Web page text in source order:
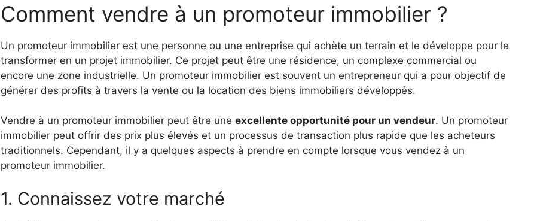
Comment vendre à un promoteur immobilier ?
Un promoteur immobilier est une personne ou une entreprise qui achète un terrain et le développe pour le
transformer en un projet immobilier. Ce projet peut être une résidence, un complexe commercial ou
encore une zone industrielle. Un promoteur immobilier est souvent un entrepreneur qui a pour objectif de
générer des profits à travers la vente ou la location des biens immobiliers développés.
Vendre à un promoteur immobilier peut être uneexcellente opportunité pour un vendeur. Un promoteur
immobilier peut offrir des prix plus élevés et un processus de transaction plus rapide que les acheteurs
traditionnels. Cependant, il y a quelques aspects à prendre en compte lorsque vous vendez à un
promoteur immobilier.
1. Connaissez votre marché